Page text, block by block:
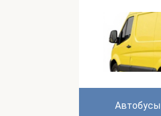
Автобусы